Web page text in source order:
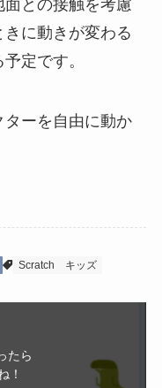
との接触を考慮
に動きが変わる
定です。
ターを自由に動か
Scratch キッズ
たら
！